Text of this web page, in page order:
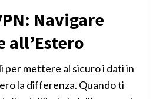
Navigare
all’Estero
per mettere al sicuro i dati in
la differenza. Quando ti